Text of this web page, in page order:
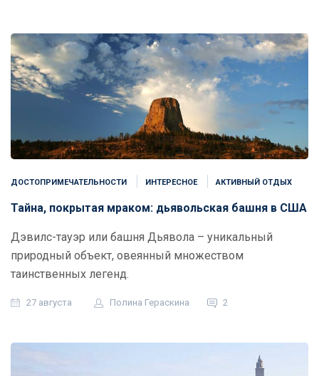
ДОСТОПРИМЕЧАТЕЛЬНОСТИ ИНТЕРЕСНОЕ АКТИВНЫЙ ОТДЫХ
Тайна, покрытая мраком: дьявольская башня в США
Дэвилс-тауэр или башня Дьявола – уникальный
природный объект, овеянный множеством
таинственных легенд.
27 августа Полина Гераскина 2